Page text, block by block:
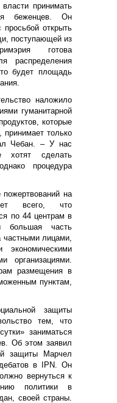
принимать
беженцев. Он
просьбой открыть
поступающей из
готова
распределения
будет площадь
наложило
гуманитарной
которые
только
Чебан. – У нас
хотят сделать
процедура
на
всего, что
по 44 центрам в
часть
лицами,
экономическими
организациями.
размещения в
пунктам,
защиты
тем, что
заниматься
Об этом заявил
защиты Марчел
в IPN. Он
вернуться к
политики в
своей страны.